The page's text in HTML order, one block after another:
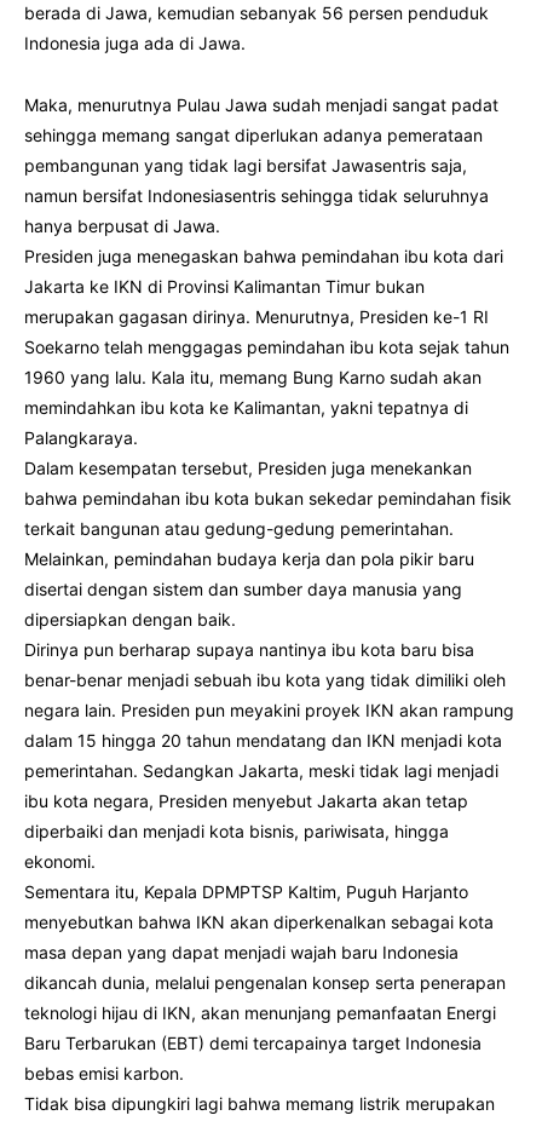
berada di Jawa, kemudian sebanyak 56 persen penduduk
Indonesia juga ada di Jawa.
Maka, menurutnya Pulau Jawa sudah menjadi sangat padat
sehingga memang sangat diperlukan adanya pemerataan
pembangunan yang tidak lagi bersifat Jawasentris saja,
namun bersifat Indonesiasentris sehingga tidak seluruhnya
hanya berpusat di Jawa.
Presiden juga menegaskan bahwa pemindahan ibu kota dari
Jakarta ke IKN di Provinsi Kalimantan Timur bukan
merupakan gagasan dirinya. Menurutnya, Presiden ke-1 RI
Soekarno telah menggagas pemindahan ibu kota sejak tahun
1960 yang lalu. Kala itu, memang Bung Karno sudah akan
memindahkan ibu kota ke Kalimantan, yakni tepatnya di
Palangkaraya.
Dalam kesempatan tersebut, Presiden juga menekankan
bahwa pemindahan ibu kota bukan sekedar pemindahan fisik
terkait bangunan atau gedung-gedung pemerintahan.
Melainkan, pemindahan budaya kerja dan pola pikir baru
disertai dengan sistem dan sumber daya manusia yang
dipersiapkan dengan baik.
Dirinya pun berharap supaya nantinya ibu kota baru bisa
benar-benar menjadi sebuah ibu kota yang tidak dimiliki oleh
negara lain. Presiden pun meyakini proyek IKN akan rampung
dalam 15 hingga 20 tahun mendatang dan IKN menjadi kota
pemerintahan. Sedangkan Jakarta, meski tidak lagi menjadi
ibu kota negara, Presiden menyebut Jakarta akan tetap
diperbaiki dan menjadi kota bisnis, pariwisata, hingga
ekonomi.
Sementara itu, Kepala DPMPTSP Kaltim, Puguh Harjanto
menyebutkan bahwa IKN akan diperkenalkan sebagai kota
masa depan yang dapat menjadi wajah baru Indonesia
dikancah dunia, melalui pengenalan konsep serta penerapan
teknologi hijau di IKN, akan menunjang pemanfaatan Energi
Baru Terbarukan (EBT) demi tercapainya target Indonesia
bebas emisi karbon.
Tidak bisa dipungkiri lagi bahwa memang listrik merupakan